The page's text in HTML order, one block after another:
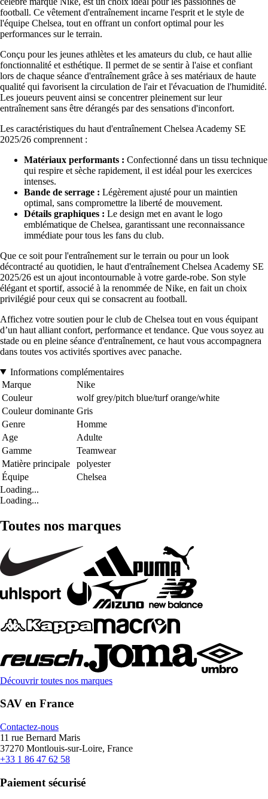
football. Ce vêtement d'entraînement incarne l'esprit et le style de
l'équipe Chelsea, tout en offrant un confort optimal pour les
performances sur le terrain.
Conçu pour les jeunes athlètes et les amateurs du club, ce haut allie
fonctionnalité et esthétique. Il permet de se sentir à l'aise et confiant
lors de chaque séance d'entraînement grâce à ses matériaux de haute
qualité qui favorisent la circulation de l'air et l'évacuation de l'humidité.
Les joueurs peuvent ainsi se concentrer pleinement sur leur
entraînement sans être dérangés par des sensations d'inconfort.
Les caractéristiques du haut d'entraînement Chelsea Academy SE
2025/26 comprennent :
Matériaux performants : Confectionné dans un tissu technique
qui respire et sèche rapidement, il est idéal pour les exercices
intenses.
Bande de serrage : Légèrement ajusté pour un maintien
optimal, sans compromettre la liberté de mouvement.
Détails graphiques : Le design met en avant le logo
emblématique de Chelsea, garantissant une reconnaissance
immédiate pour tous les fans du club.
Que ce soit pour l'entraînement sur le terrain ou pour un look
décontracté au quotidien, le haut d'entraînement Chelsea Academy SE
2025/26 est un ajout incontournable à votre garde-robe. Son style
élégant et sportif, associé à la renommée de Nike, en fait un choix
privilégié pour ceux qui se consacrent au football.
Affichez votre soutien pour le club de Chelsea tout en vous équipant
d’un haut alliant confort, performance et tendance. Que vous soyez au
stade ou en pleine séance d'entraînement, ce haut vous accompagnera
dans toutes vos activités sportives avec panache.
Informations complémentaires
Marque
Nike
Couleur
wolf grey/pitch blue/turf orange/white
Couleur dominante Gris
Genre
Homme
Age
Adulte
Gamme
Teamwear
Matière principale
polyester
Équipe
Chelsea
Loading...
Loading...
Toutes nos marques
Découvrir toutes nos marques
SAV en France
Contactez-nous
11 rue Bernard Maris
37270 Montlouis-sur-Loire, France
+33 1 86 47 62 58
Paiement sécurisé